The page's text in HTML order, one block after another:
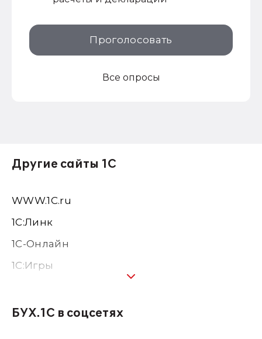
Проголосовать
Все опросы
Другие сайты 1С
WWW.1С.ru
1С:Линк
1С-Онлайн
1C:Игры
1С:Консалтинг
БУХ.1С в соцсетях